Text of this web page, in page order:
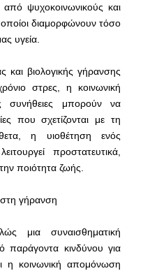
από ψυχοκοινωνικούς και
διαμορφώνουν τόσο
υγεία.
και βιολογικής γήρανσης
στρες, η κοινωνική
συνήθειες μπορούν να
που σχετίζονται με τη
η υιοθέτηση ενός
προστατευτικά,
ποιότητα ζωής.
γήρανση
μια συναισθηματική
παράγοντα κινδύνου για
η κοινωνική απομόνωση